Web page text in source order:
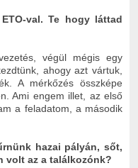
val. Te hogy láttad
végül mégis egy
ahogy azt vártuk,
A mérkőzés összképe
Ami engem illet, az első
a feladatom, a második
hazai pályán, sőt,
volt az a találkozónk?